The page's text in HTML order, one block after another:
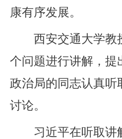
康有序发展。
西安交通大学教
个问题进行讲解，提
政治局的同志认真听
讨论。
习近平在听取讲